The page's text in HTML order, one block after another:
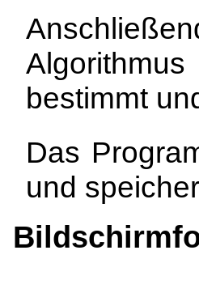
bestimmt
Das
und